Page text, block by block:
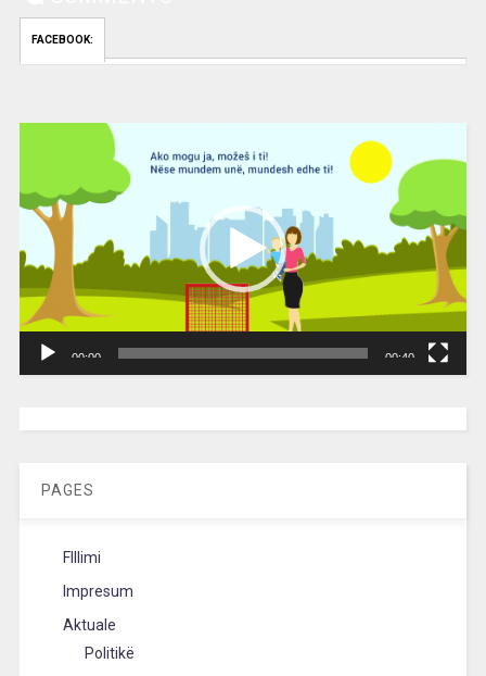
FACEBOOK:
00:00 00:40
PAGES
FIllimi
Impresum
Aktuale
Politikë